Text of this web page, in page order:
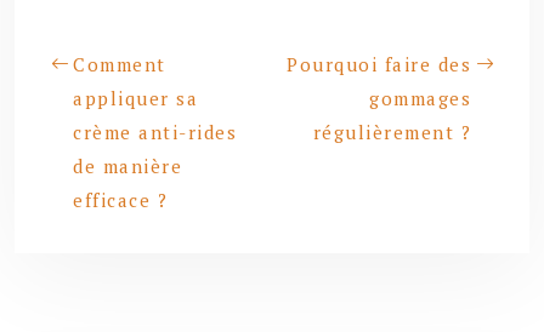
Comment
appliquer sa
crème anti-rides
de manière
efficace ?
Pourquoi faire des
gommages
régulièrement ?